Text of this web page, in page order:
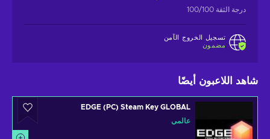
درجة الثقة 100/100
تسجيل الخروج الآمن
مضمون
شاهد اللاعبون أيضًا
EDGE (PC) Steam Key GLOBAL
عالمي